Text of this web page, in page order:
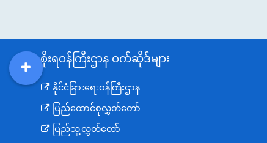
အစိုးရဝန်ကြီးဌာန ဝက်ဆိုဒ်များ
နိုင်ငံခြားရေးဝန်ကြီးဌာန
ပြည်ထောင်စုလွှတ်တော်
ပြည်သူ့လွှတ်တော်
DDM